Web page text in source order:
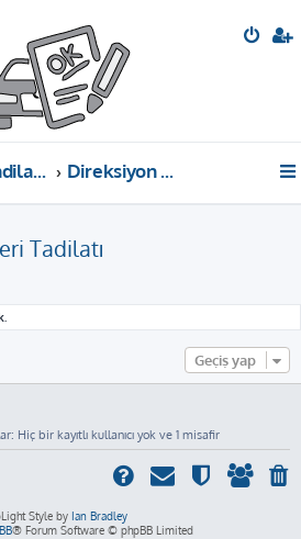
Araç Tadilat Projeleri Bilgi Paylaşımı Direksiyon Sistemleri Tadilatı
Tadilatı
Geçiş yap
Hiç bir kayıtlı kullanıcı yok ve 1 misafir
Style by Ian Bradley
® Forum Software © phpBB Limited